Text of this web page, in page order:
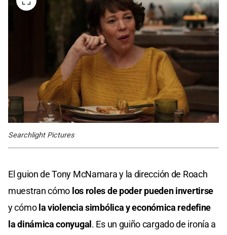
Searchlight Pictures
El guion de Tony McNamara y la dirección de Roach
muestran cómo los roles de poder pueden invertirse
y cómo la violencia simbólica y económica redefine
la dinámica conyugal . Es un guiño cargado de ironía a